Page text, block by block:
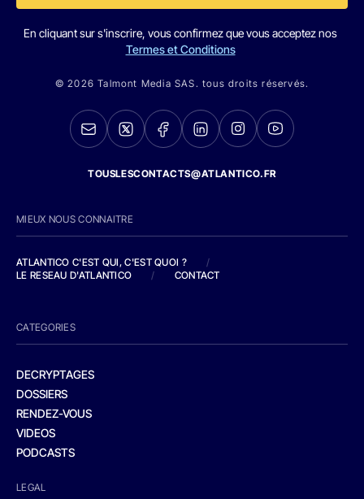
En cliquant sur s'inscrire, vous confirmez que vous acceptez nos
Termes et Conditions
© 2026 Talmont Media SAS. tous droits réservés.
TOUSLESCONTACTS@ATLANTICO.FR
MIEUX NOUS CONNAITRE
ATLANTICO C'EST QUI, C'EST QUOI ?
/
LE RESEAU D'ATLANTICO
/ CONTACT
CATEGORIES
DECRYPTAGES
DOSSIERS
RENDEZ-VOUS
VIDEOS
PODCASTS
LEGAL